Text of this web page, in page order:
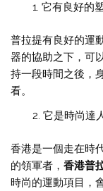
它有良好的
普拉提有良好的運
器的協助之下，可
持一段時間之後，
看。
它是時尚達
香港是一個走在時
的領軍者，香港普
時尚的運動項目，